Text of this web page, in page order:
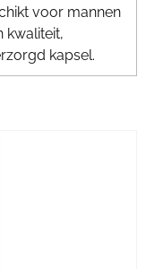
voor mannen
kwaliteit,
kapsel.